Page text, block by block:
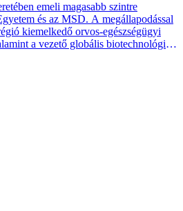
emeli magasabb szintre
és az MSD. A megállapodással
kiemelkedő orvos-egészségügyi
a vezető globális biotechnológiai